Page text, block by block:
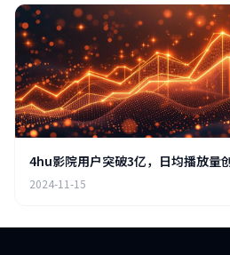
4hu影院用户突破3亿，日均播放量
2024-11-15